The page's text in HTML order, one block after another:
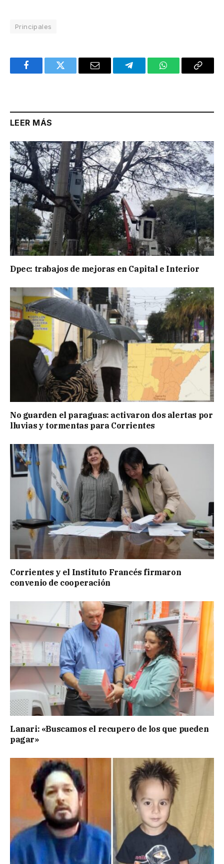
Principales
FacebookTwitter Email TelegramWhatsAppCopy
LEER MÁS
Dpec: trabajos de mejoras en Capital e Interior
No guarden el paraguas: activaron dos alertas por
lluvias y tormentas para Corrientes
Corrientes y el Instituto Francés firmaron
convenio de cooperación
Lanari: «Buscamos el recupero de los que pueden
pagar»